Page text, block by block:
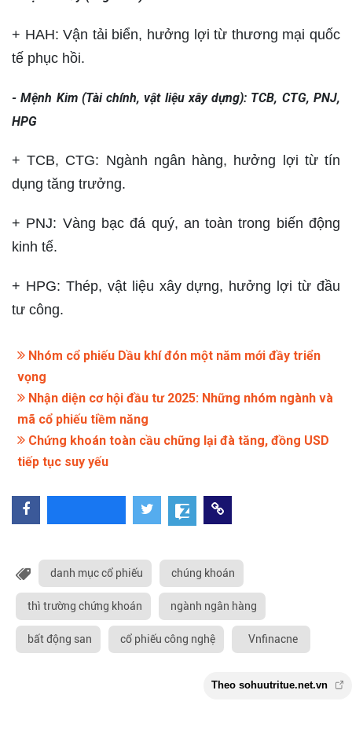
+ HAH: Vận tải biển, hưởng lợi từ thương mại quốc
tế phục hồi.
- Mệnh Kim (Tài chính, vật liệu xây dựng): TCB, CTG, PNJ,
HPG
+ TCB, CTG: Ngành ngân hàng, hưởng lợi từ tín
dụng tăng trưởng.
+ PNJ: Vàng bạc đá quý, an toàn trong biến động
kinh tế.
+ HPG: Thép, vật liệu xây dựng, hưởng lợi từ đầu
tư công.
Nhóm cổ phiếu Dầu khí đón một năm mới đầy triển
vọng
Nhận diện cơ hội đầu tư 2025: Những nhóm ngành và
mã cổ phiếu tiềm năng
Chứng khoán toàn cầu chững lại đà tăng, đồng USD
tiếp tục suy yếu
danh mục cổ phiếu chúng khoán
thì trường chứng khoán ngành ngân hàng
bất động san cổ phiếu công nghệ Vnfinacne